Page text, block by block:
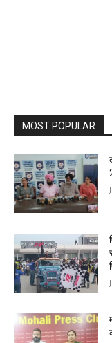
MOST POPULAR